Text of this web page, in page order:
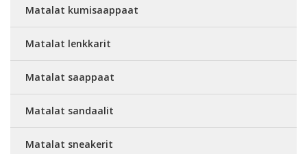
Matalat kumisaappaat
Matalat lenkkarit
Matalat saappaat
Matalat sandaalit
Matalat sneakerit